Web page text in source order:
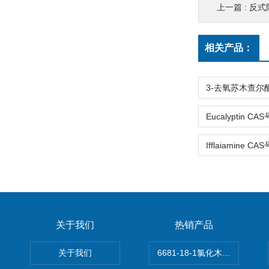
上一篇 : 反式
相关产品：
关于我们
关于我们
热销产品
6681-18-1氯化木兰花碱